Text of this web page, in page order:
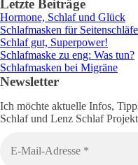
Letzte Beiträge
Hormone, Schlaf und Glück
Schlafmasken für
Schlaf gut, Superpower!
Schlafmaske zu eng: Was tun?
Schlafmasken bei Migräne
Newsletter
Ich möchte aktuelle Infos,
Schlaf und Lenz Schlaf